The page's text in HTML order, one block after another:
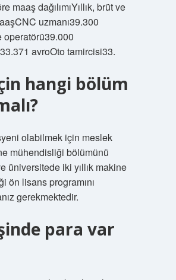
maaş dağılımıYıllık, brüt ve
uzmanı39.300
operatörü39.000
avroOto tamircisi33.
hangi bölüm
olabilmek için meslek
mühendisliği bölümünü
üniversitede iki yıllık makine
ön lisans programını
gerekmektedir.
para var